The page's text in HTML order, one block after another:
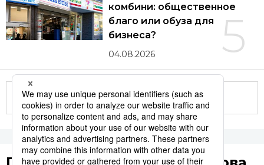
5
комбини: общественное
благо или обуза для
бизнеса?
04.08.2026
Другие статьи по теме